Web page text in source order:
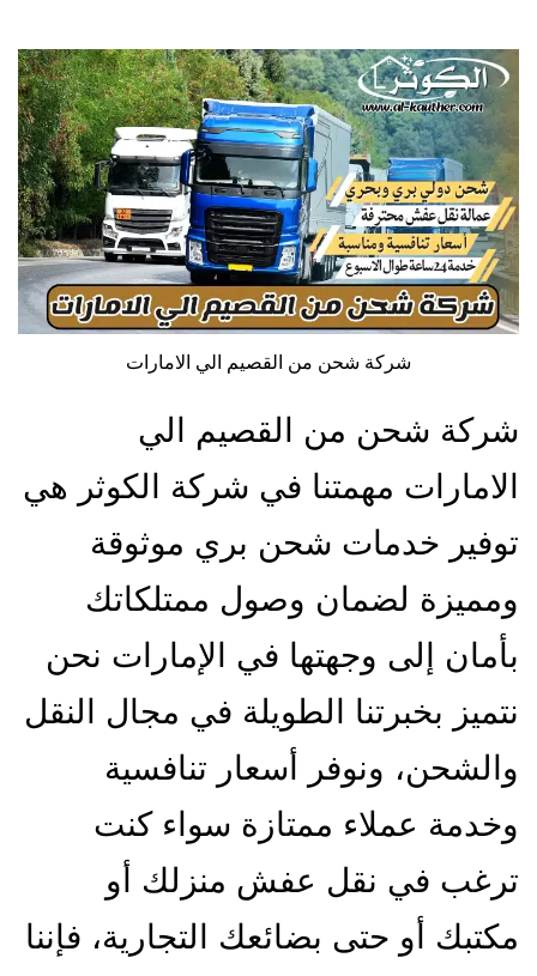
شركة شحن من القصيم الي الامارات
شركة شحن من القصيم الي
الامارات مهمتنا في شركة الكوثر هي
توفير خدمات شحن بري موثوقة
ومميزة لضمان وصول ممتلكاتك
بأمان إلى وجهتها في الإمارات نحن
نتميز بخبرتنا الطويلة في مجال النقل
والشحن، ونوفر أسعار تنافسية
وخدمة عملاء ممتازة سواء كنت
ترغب في نقل عفش منزلك أو
مكتبك أو حتى بضائعك التجارية، فإننا